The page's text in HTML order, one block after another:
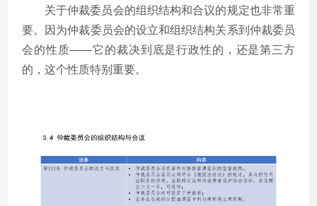
关于仲裁委员会的组织结构和合议的规定也非常重
要。因为仲裁委员会的设立和组织结构关系到仲裁委员
会的性质——它的裁决到底是行政性的，还是第三方
的，这个性质特别重要。